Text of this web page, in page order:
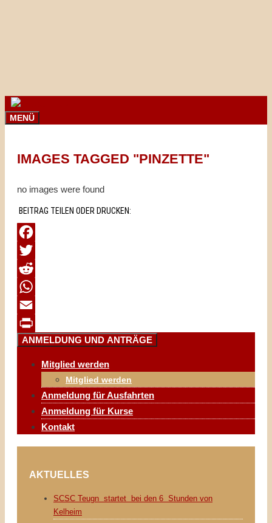
MENÜ
IMAGES TAGGED "PINZETTE"
no images were found
BEITRAG TEILEN ODER DRUCKEN:
Facebook
Twitter
Reddit
WhatsApp
Email
Print
ANMELDUNG UND ANTRÄGE
Mitglied werden
Mitglied werden
Anmeldung für Ausfahrten
Anmeldung für Kurse
Kontakt
AKTUELLES
SCSC Teugn startet bei den 6 Stunden von
Kelheim